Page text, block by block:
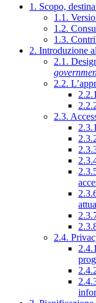
1. Scopo,
1.1.
1.2.
1.3.
2. Introduzione
2.1.
2.2.
2.3.
2.4.